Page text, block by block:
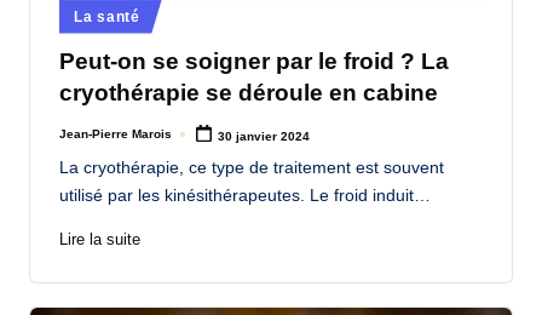
Posted
in
La santé
Peut-on se soigner par le froid ? La
cryothérapie se déroule en cabine
Posted
Jean-Pierre Marois 30 janvier 2024
La cryothérapie, ce type de traitement est souvent
utilisé par les kinésithérapeutes. Le froid induit…
Lire la suite